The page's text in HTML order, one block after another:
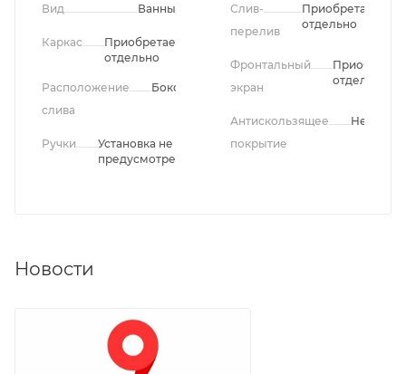
Вид Ванны
Каркас
Приобретается
отдельно
Расположение
слива
Боковое
Ручки
Установка не
предусмотрена
Слив-
перелив
Приобретается
отдельно
Фронтальный
экран
отдельно
Антискользящее
покрытие
Нет
Новости